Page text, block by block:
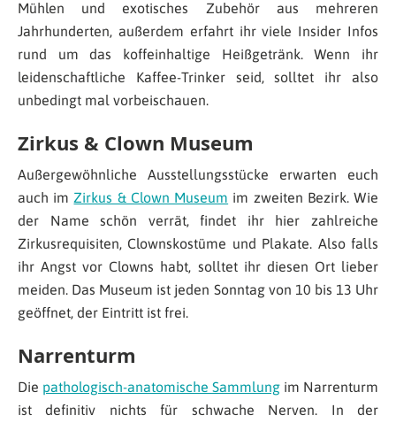
Mühlen und exotisches Zubehör aus mehreren
Jahrhunderten, außerdem erfahrt ihr viele Insider Infos
rund um das koffeinhaltige Heißgetränk. Wenn ihr
leidenschaftliche Kaffee-Trinker seid, solltet ihr also
unbedingt mal vorbeischauen.
Zirkus & Clown Museum
Außergewöhnliche Ausstellungsstücke erwarten euch
auch imZirkus & Clown Museum im zweiten Bezirk. Wie
der Name schön verrät, findet ihr hier zahlreiche
Zirkusrequisiten, Clownskostüme und Plakate. Also falls
ihr Angst vor Clowns habt, solltet ihr diesen Ort lieber
meiden. Das Museum ist jeden Sonntag von 10 bis 13 Uhr
geöffnet, der Eintritt ist frei.
Narrenturm
Die pathologisch-anatomische Sammlung im Narrenturm
ist definitiv nichts für schwache Nerven. In der